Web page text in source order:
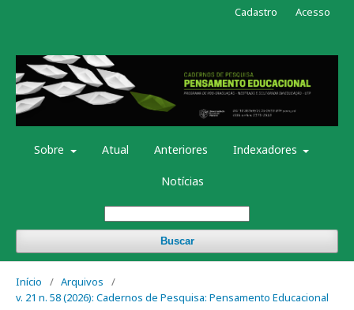
Sobre Atual Anteriores Indexadores
Notícias
Buscar
Cadastro Acesso
Início / Arquivos
/
v. 21 n. 58 (2026): Cadernos de Pesquisa: Pensamento Educacional